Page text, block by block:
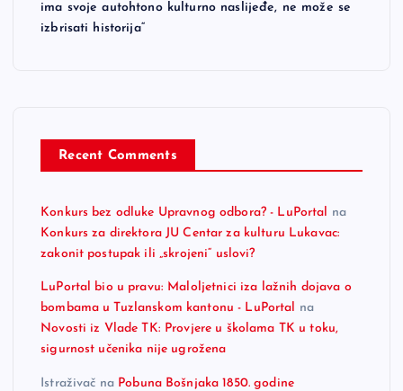
ima svoje autohtono kulturno naslijeđe, ne može se
izbrisati historija“
Recent Comments
Konkurs bez odluke Upravnog odbora? - LuPortal na
Konkurs za direktora JU Centar za kulturu Lukavac:
zakonit postupak ili „skrojeni“ uslovi?
LuPortal bio u pravu: Maloljetnici iza lažnih dojava o
bombama u Tuzlanskom kantonu - LuPortal na
Novosti iz Vlade TK: Provjere u školama TK u toku,
sigurnost učenika nije ugrožena
Istraživač na Pobuna Bošnjaka 1850. godine